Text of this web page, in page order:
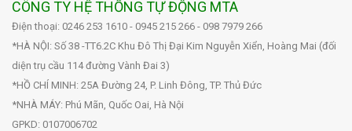
CÔNG TY HỆ THỐNG TỰ ĐỘNG MTA
Điện thoại: 0246 253 1610 - 0945 215 266 - 098 7979 266
*HÀ NỘI: Số 38 -TT6.2C Khu Đô Thị Đại Kim Nguyễn Xiển, Hoàng Mai (đối
diện trụ cầu 114 đường Vành Đai 3)
*HỒ CHÍ MINH: 25A Đường 24, P. Linh Đông, TP. Thủ Đức
*NHÀ MÁY: Phú Mãn, Quốc Oai, Hà Nội
GPKD: 0107006702